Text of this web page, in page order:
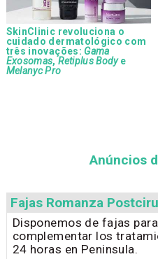
SkinClinic revoluciona o
cuidado dermatológico com
três inovações: Gama
Exosomas, Retiplus Bodye
Melanyc Pro
Anúncios
Fajas Romanza
Disponemos de fajas
complementar los
24 horas en Peninsula.